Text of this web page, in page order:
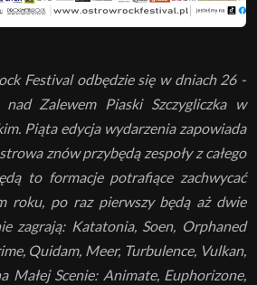
Festival odbędzie się w dniach 26 -
Zalewem Piaski Szczygliczka w
Piąta edycja wydarzenia zapowiada
znów przybędą zespoły z całego
to formacje potrafiące zachwycać
roku, po raz pierwszy będą aż dwie
zagrają: Katatonia, Soen, Orphaned
Quidam, Meer, Turbulence, Vulkan,
Małej Scenie: Animate, Euphorizone,